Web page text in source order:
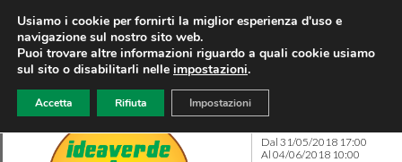
Dal 31/05/2018 17:00
Al 04/06/2018 10:00
Usiamo i cookie per fornirti la miglior esperienza d'uso e
navigazione sul nostro sito web.
Puoi trovare altre informazioni riguardo a quali cookie usiamo
sul sito o disabilitarli nelle impostazioni.
Accetta Rifiuta Impostazioni